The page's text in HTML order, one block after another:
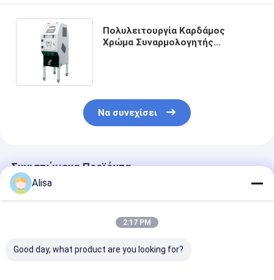
Πολυλειτουργία Καρδάμος
Χρώμα Συναρμολογητής
Να συνεχίσει
Συνιστώμενα Προϊόντα
Alisa
2:17 PM
Good day, what product are you looking for?